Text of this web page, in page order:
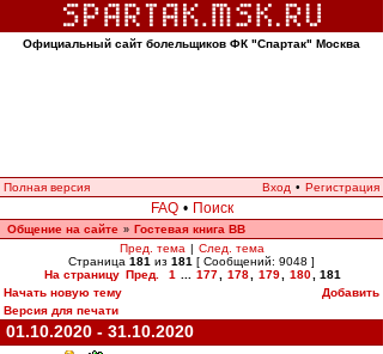
Официальный сайт болельщиков ФК "Спартак" Москва
Полная версия Вход • Регистрация
FAQ • Поиск
Общение на сайте » Гостевая книга ВВ
Пред. тема | След. тема
Страница 181 из 181 [ Сообщений: 9048 ]
На страницу Пред. 1 177 178 179 180
181
Начать новую тему
Добавить
Версия для печати
01.10.2020 - 31.10.2020